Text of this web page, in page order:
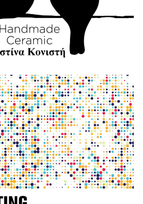
φόρο τιμής στους
τη ζωή τους υπηρετώντας το
τους μας υπενθυμίζει ότι η
που πολλές φορές πληρώνεται
την αμέριστη συμπαράστασή μας
όμορου Δήμου Δωρίδας, που
καταστροφικές πυρκαγιές. Οι
της η φωτιά δεν γνωρίζουν
πληγές που αφορούν ολόκληρη τη
αλληλεγγύη, συντονισμό και
είναι έτοιμη πριν από την επόμενη